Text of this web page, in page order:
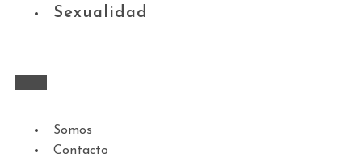
Sexualidad
Somos
Contacto